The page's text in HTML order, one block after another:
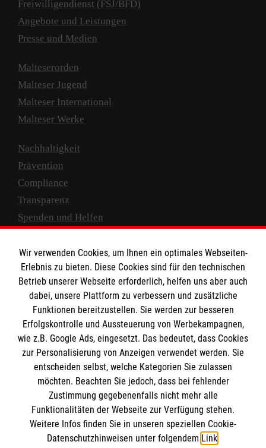
Freiwilligendienst (FSJ/BFD)
Angebote und Leistungen
Presse und Medien
Malteserorden
Malteser Jugend
Malteser International
Malteser Werke
Nachhaltigkeit
Prävention
Compliance
Transparenz
Spenden und Helfen
Empfänger: Malteser Hilfsdienst e.V.
IBAN: DE10 3706 0120 1201 2000 12
BIC: GENODED 1PA7
Newsletter abonnieren
Wir verwenden Cookies, um Ihnen ein optimales Webseiten-
Erlebnis zu bieten. Diese Cookies sind für den technischen
Betrieb unserer Webseite erforderlich, helfen uns aber auch
dabei, unsere Plattform zu verbessern und zusätzliche
Funktionen bereitzustellen. Sie werden zur besseren
Erfolgskontrolle und Aussteuerung von Werbekampagnen,
wie z.B. Google Ads, eingesetzt. Das bedeutet, dass Cookies
zur Personalisierung von Anzeigen verwendet werden. Sie
entscheiden selbst, welche Kategorien Sie zulassen
möchten. Beachten Sie jedoch, dass bei fehlender
Zustimmung gegebenenfalls nicht mehr alle
Funktionalitäten der Webseite zur Verfügung stehen.
Weitere Infos finden Sie in unseren speziellen Cookie-
Datenschutzhinweisen unter folgendem Link.